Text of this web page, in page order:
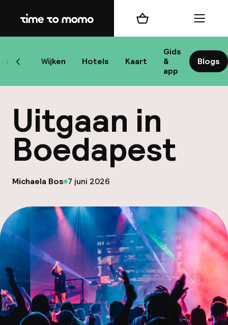
Home
Wijken Hotels Kaart
Gids
&
app
Blogs
Scroll naar links
Winkelmand Menu
Uitgaan in
Boedapest
Gepubliceerd door
Michaela Bos op
7 juni 2026